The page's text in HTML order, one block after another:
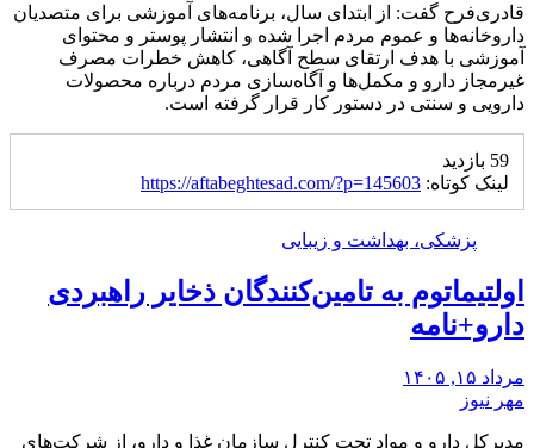
قادری‌فرح گفت: از ابتدای سال، برنامه‌های آموزشی برای متصدیان
داروخانه‌ها و عموم مردم اجرا شده و انتشار پوستر و محتوای
آموزشی با هدف ارتقای سطح آگاهی، کاهش خطرات مصرف
غیرمجاز دارو و مکمل‌ها و آگاه‌سازی مردم درباره محصولات
دارویی و سنتی در دستور کار قرار گرفته است.
59 بازدید
لینک کوتاه: https://aftabeghtesad.com/?p=145603
پزشکی، بهداشت و زیبایی
اولتیماتوم به تامین‌کنندگان ذخایر راهبردی
دارو+نامه
مرداد ۱۵, ۱۴۰۵
مهر نیوز
مدیرکل دارو و مواد تحت کنترل سازمان غذا و دارو، از شرکت‌های